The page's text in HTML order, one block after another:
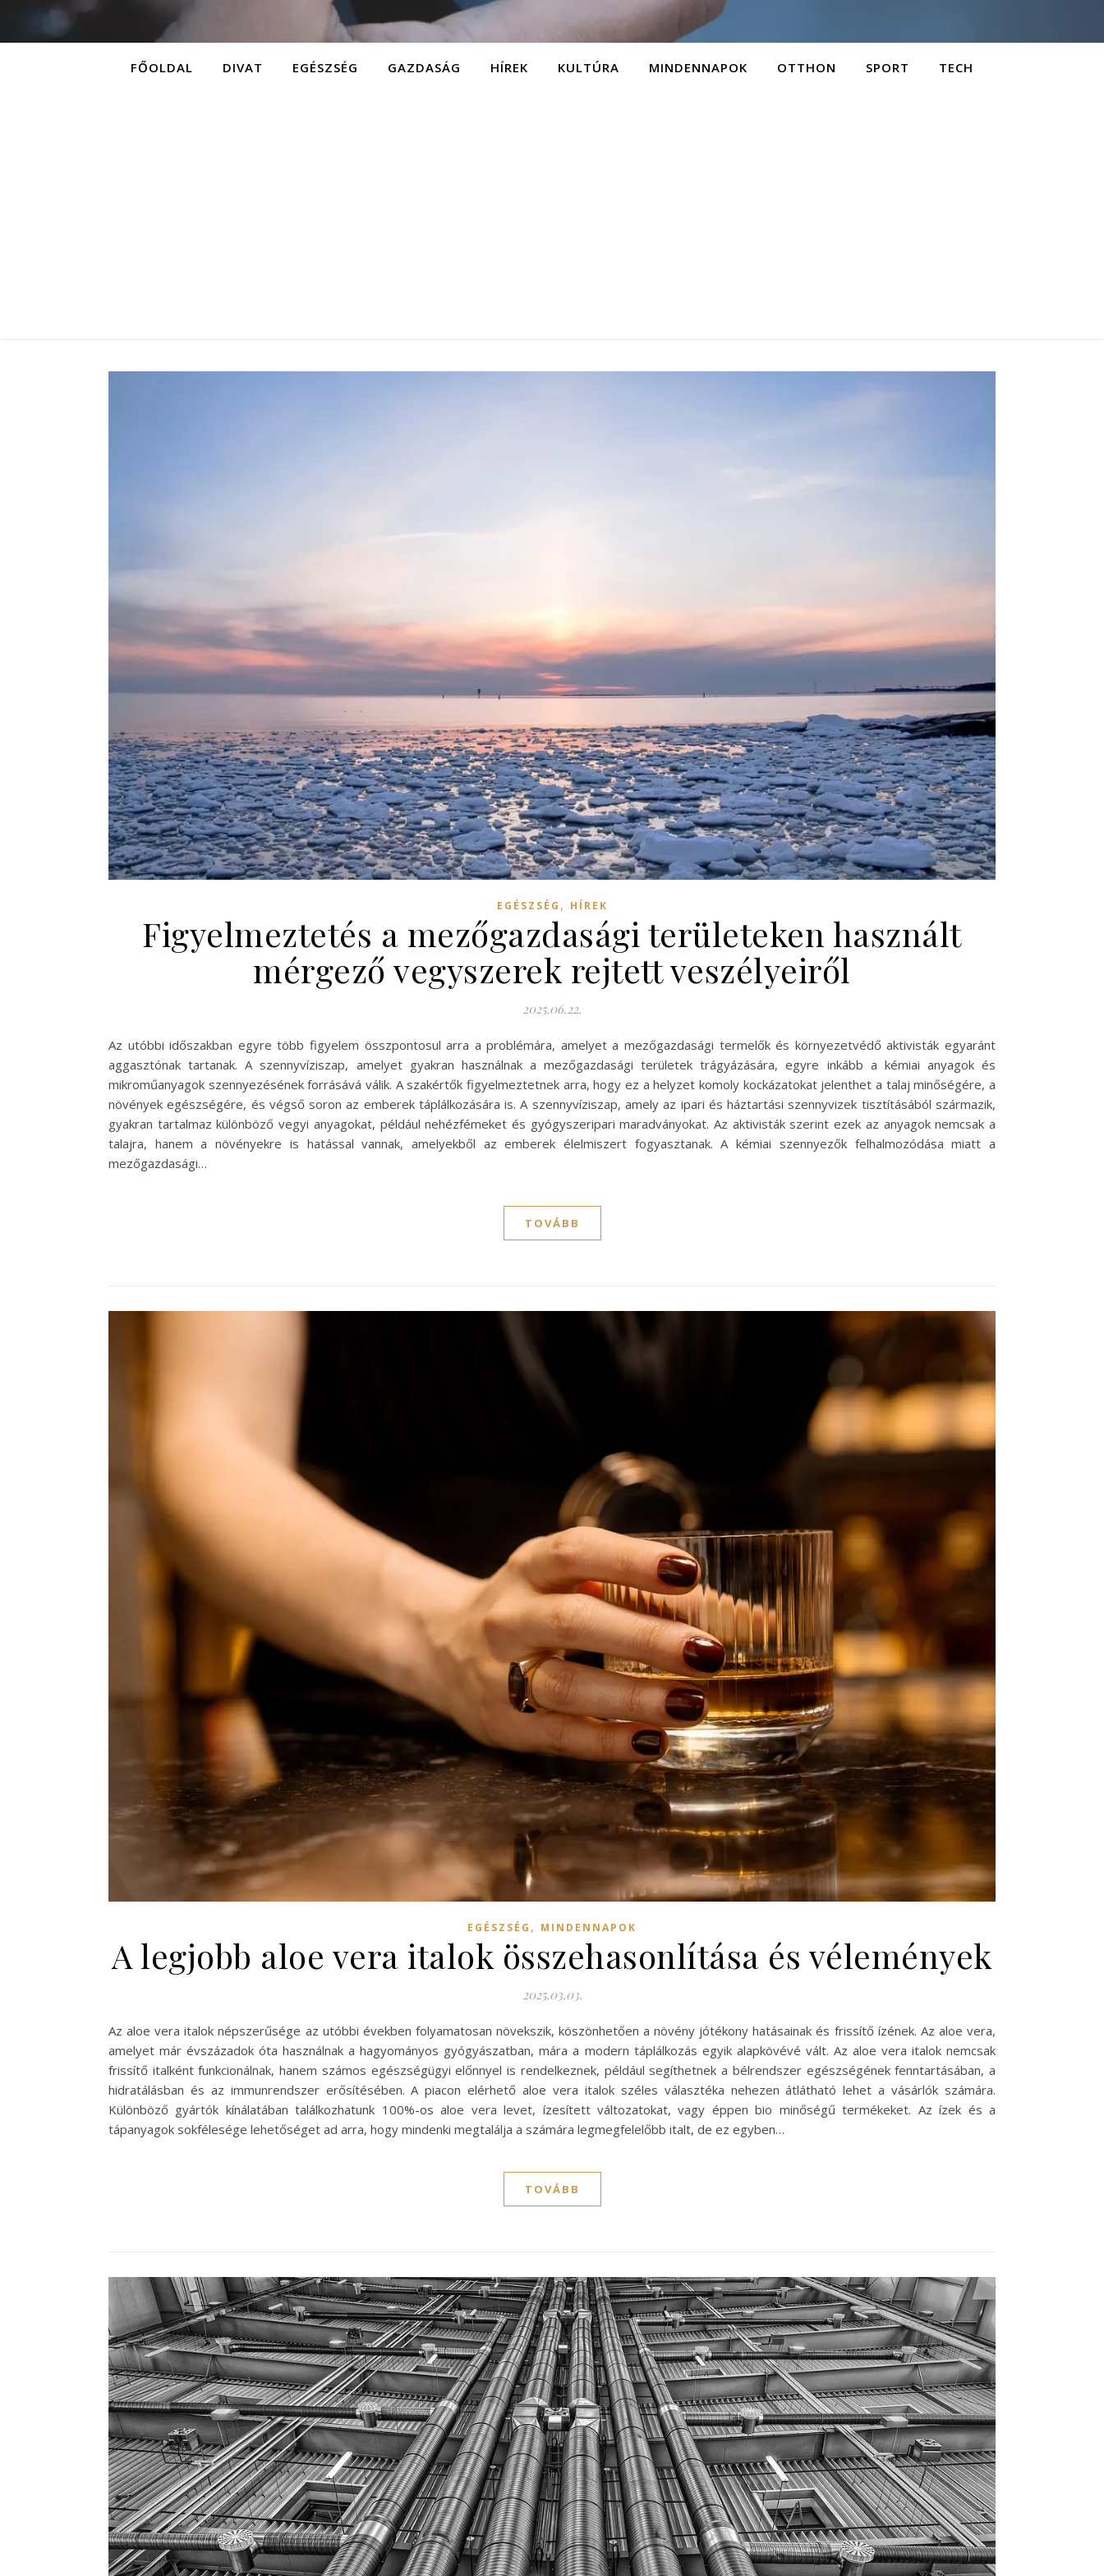
FŐOLDAL DIVAT EGÉSZSÉG GAZDASÁG HÍREK KULTÚRA MINDENNAPOK OTTHON SPORT TECH
EGÉSZSÉG , HÍREK
Figyelmeztetés a mezőgazdasági területeken használt
mérgező vegyszerek rejtett veszélyeiről
2025.06.22.
Az utóbbi időszakban egyre több figyelem összpontosul arra a problémára, amelyet a mezőgazdasági termelők és környezetvédő aktivisták egyaránt
aggasztónak tartanak. A szennyvíziszap, amelyet gyakran használnak a mezőgazdasági területek trágyázására, egyre inkább a kémiai anyagok és
mikroműanyagok szennyezésének forrásává válik. A szakértők figyelmeztetnek arra, hogy ez a helyzet komoly kockázatokat jelenthet a talaj minőségére, a
növények egészségére, és végső soron az emberek táplálkozására is. A szennyvíziszap, amely az ipari és háztartási szennyvizek tisztításából származik,
gyakran tartalmaz különböző vegyi anyagokat, például nehézfémeket és gyógyszeripari maradványokat. Az aktivisták szerint ezek az anyagok nemcsak a
talajra, hanem a növényekre is hatással vannak, amelyekből az emberek élelmiszert fogyasztanak. A kémiai szennyezők felhalmozódása miatt a
mezőgazdasági…
TOVÁBB
EGÉSZSÉG , MINDENNAPOK
A legjobb aloe vera italok összehasonlítása és vélemények
2025.03.03.
Az aloe vera italok népszerűsége az utóbbi években folyamatosan növekszik, köszönhetően a növény jótékony hatásainak és frissítő ízének. Az aloe vera,
amelyet már évszázadok óta használnak a hagyományos gyógyászatban, mára a modern táplálkozás egyik alapkövévé vált. Az aloe vera italok nemcsak
frissítő italként funkcionálnak, hanem számos egészségügyi előnnyel is rendelkeznek, például segíthetnek a bélrendszer egészségének fenntartásában, a
hidratálásban és az immunrendszer erősítésében. A piacon elérhető aloe vera italok széles választéka nehezen átlátható lehet a vásárlók számára.
Különböző gyártók kínálatában találkozhatunk 100%-os aloe vera levet, ízesített változatokat, vagy éppen bio minőségű termékeket. Az ízek és a
tápanyagok sokfélesége lehetőséget ad arra, hogy mindenki megtalálja a számára legmegfelelőbb italt, de ez egyben…
TOVÁBB